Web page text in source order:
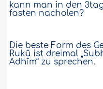
kann man in den
fasten nacholen?
Die beste Form des
Rukû ist dreimal
Adhîm“ zu sprechen.